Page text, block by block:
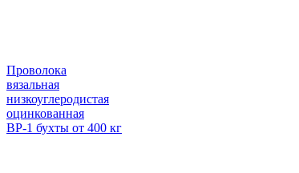
Проволока
вязальная
низкоуглеродистая
оцинкованная
ВР-1 бухты от 400 кг